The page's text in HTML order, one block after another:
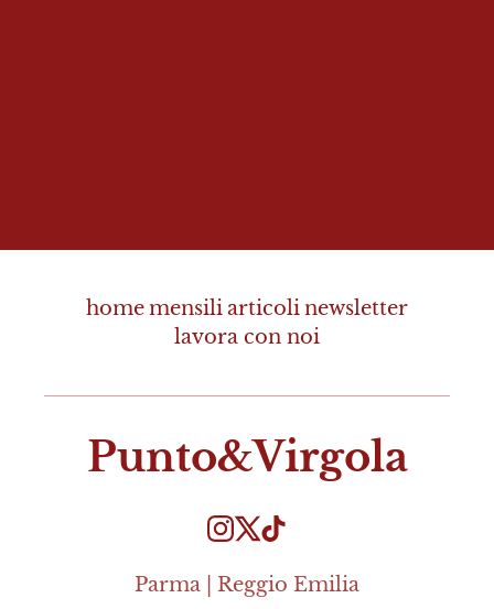
Punto&Virgola
homemensiliarticolinewsletter
lavora con noi
Parma | Reggio Emilia